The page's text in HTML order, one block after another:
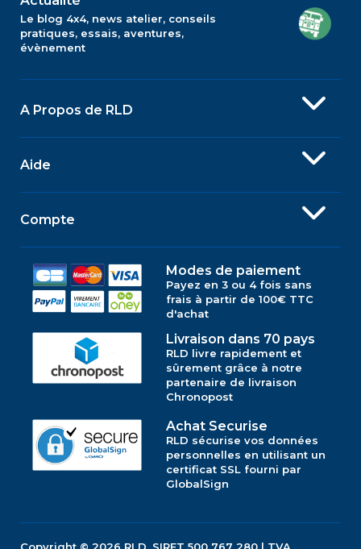
Le blog 4x4, news atelier, conseils
pratiques, essais, aventures,
évènement
A Propos de RLD
Aide
Compte
Modes de paiement
Payez en 3 ou 4 fois sans
frais à partir de 100€ TTC
d'achat
Livraison dans 70 pays
RLD livre rapidement et
sûrement grâce à notre
partenaire de livraison
Chronopost
Achat Securise
RLD sécurise vos données
personnelles en utilisant un
certificat SSL fourni par
GlobalSign